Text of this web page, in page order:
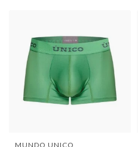
MUNDO UNICO